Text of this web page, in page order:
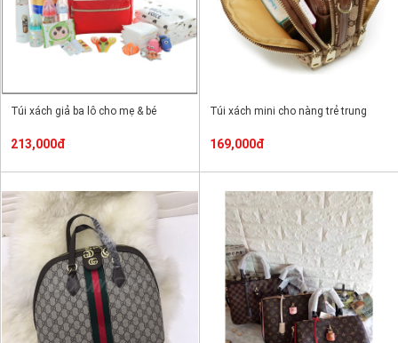
Túi xách giả ba lô cho mẹ & bé
213,000đ
Túi xách mini cho nàng trẻ trung
169,000đ